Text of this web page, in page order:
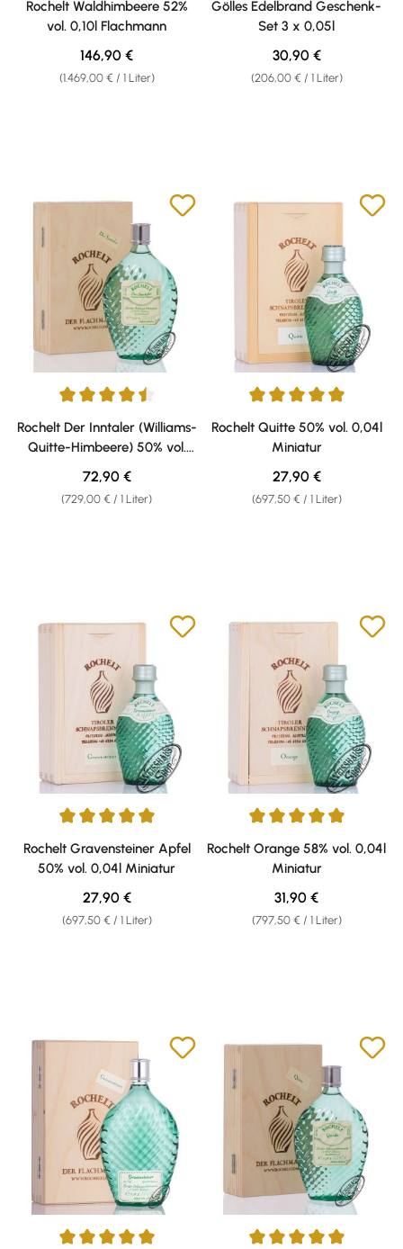
Rochelt Waldhimbeere 52%
vol. 0,10l Flachmann
(1.469,00 € / 1 Liter)
Regulärer Preis:
146,90 €
Gölles Edelbrand Geschenk-
Set 3 x 0,05l
(206,00 € / 1 Liter)
Regulärer Preis:
30,90 €
Durchschnittliche Bewertung von 4.5 von 5 Sternen
Rochelt Der Inntaler (Williams-
Quitte-Himbeere) 50% vol.
0,10l Flachmann
(729,00 € / 1 Liter)
Regulärer Preis:
72,90 €
Durchschnittliche Bewertung
Rochelt Quitte 50% vol. 0,04l
Miniatur
(697,50 € / 1 Liter)
Regulärer Preis:
27,90 €
Durchschnittliche Bewertung von 5 von 5 Sternen
Rochelt Gravensteiner Apfel
50% vol. 0,04l Miniatur
(697,50 € / 1 Liter)
Regulärer Preis:
27,90 €
Durchschnittliche Bewertung
Rochelt Orange 58% vol. 0,04l
Miniatur
(797,50 € / 1 Liter)
Regulärer Preis:
31,90 €